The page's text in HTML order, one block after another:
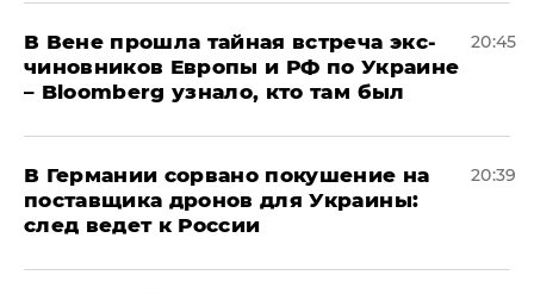
В Вене прошла тайная встреча экс-
чиновников Европы и РФ по Украине
– Bloomberg узнало, кто там был
20:45
​В Германии сорвано покушение на
поставщика дронов для Украины:
след ведет к России
20:39